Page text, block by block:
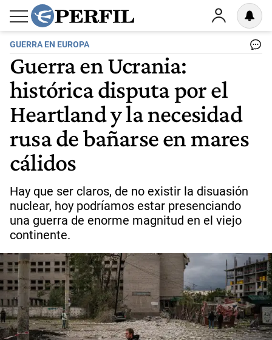
GUERRA EN EUROPA
Guerra en Ucrania:
histórica disputa por el
Heartland y la necesidad
rusa de bañarse en mares
cálidos
Hay que ser claros, de no existir la disuasión
nuclear, hoy podríamos estar presenciando
una guerra de enorme magnitud en el viejo
continente.